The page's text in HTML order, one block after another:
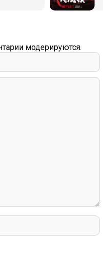
модерируются.